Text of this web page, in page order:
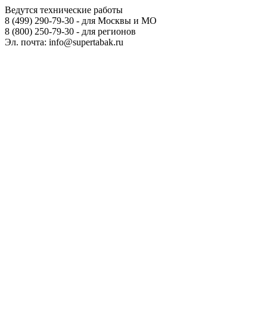
Ведутся технические работы
8 (499) 290-79-30 - для Москвы и МО
8 (800) 250-79-30 - для регионов
Эл. почта: info@supertabak.ru